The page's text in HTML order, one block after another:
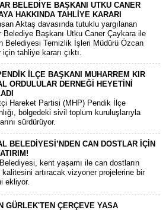
BELEDİYE BAŞKANI UTKU CANER
HAKKINDA TAHLİYE KARARI
Aktaş davasında tutuklu yargılanan
Belediye Başkanı Utku Caner Çaykara ile
Belediyesi Temizlik İşleri Müdürü Özcan
için tahliye kararı çıktı.
İLÇE BAŞKANI MUHARREM KIR
ORDULULAR DERNEĞİ HEYETİNİ
Hareket Partisi (MHP) Pendik İlçe
bölgedeki sivil toplum kuruluşlarıyla
sürdürüyor.
BELEDİYESİ’NDEN CAN DOSTLAR İÇİN
kent yaşamı ile can dostların
artıracak vizyoner projelerine bir
ekliyor.
GÜRLEK'TEN ÇERÇEVE YASA